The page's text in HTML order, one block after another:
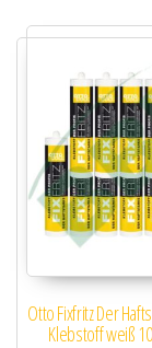
Otto Fixfritz Der
Klebstoff weiß